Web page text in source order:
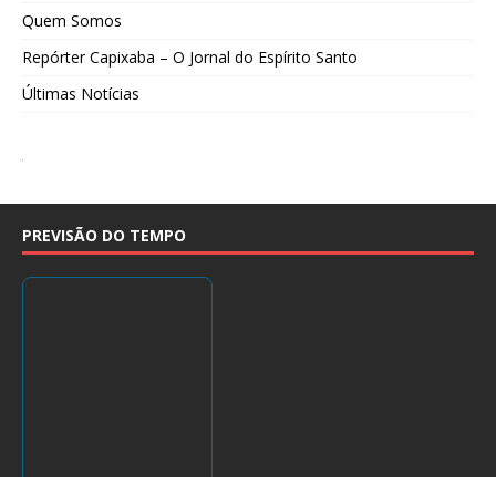
Quem Somos
Repórter Capixaba – O Jornal do Espírito Santo
Últimas Notícias
PREVISÃO DO TEMPO